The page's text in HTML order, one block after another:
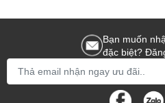
Bạn muốn
đặc biệt?